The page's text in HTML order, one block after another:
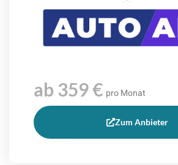
ab 359 € pro Monat
Zum Anbieter